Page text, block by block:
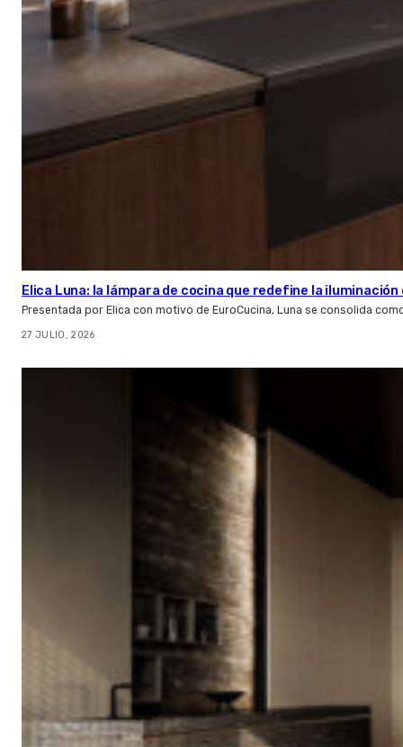
Elica Luna: la lámpara de cocina que redefine la
Presentada por Elica con motivo de EuroCucina, Luna se consolida
27 JULIO, 2026